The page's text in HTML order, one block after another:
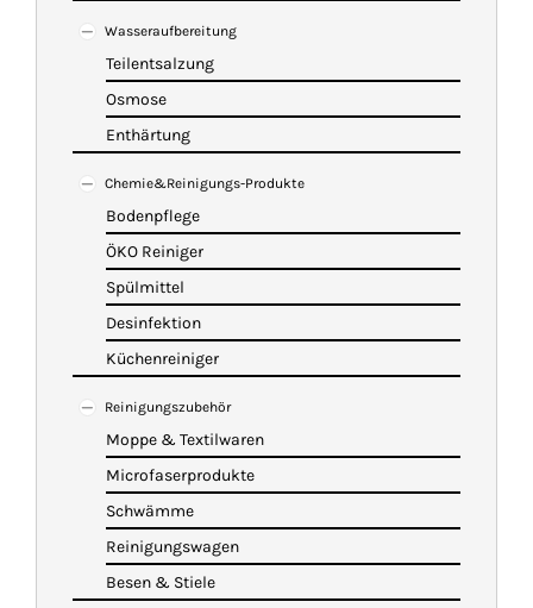
Wasseraufbereitung
Teilentsalzung
Osmose
Enthärtung
Chemie&Reinigungs-Produkte
Bodenpflege
ÖKO Reiniger
Spülmittel
Desinfektion
Küchenreiniger
Reinigungszubehör
Moppe & Textilwaren
Microfaserprodukte
Schwämme
Reinigungswagen
Besen & Stiele